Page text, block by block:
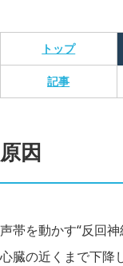
トップ
記事
原因
声帯を動かす“反回
心臓の近くまで下降